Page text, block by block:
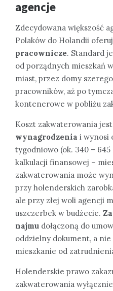
agencje
Zdecydowana większość
Polaków do Holandii
pracownicze. Standard
od porządnych mieszkań
miast, przez domy
pracowników, aż po
kontenerowe w pobliżu
Koszt zakwaterowania
wynagrodzenia i wynosi
tygodniowo (ok. 340 –
kalkulacji finansowej –
zakwaterowania może
przy holenderskich
ale przy złej woli agencji
uszczerbek w budżecie.
najmu dołączoną do
oddzielny dokument, a nie
mieszkanie od
Holenderskie prawo
zakwaterowania